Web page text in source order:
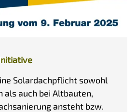
Solardachpflicht sowohl
als auch bei Altbauten,
ansteht bzw.